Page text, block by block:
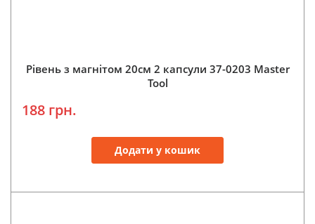
Рівень з магнітом 20см 2 капсули 37-0203 Master
Tool
188 грн.
Додати у кошик